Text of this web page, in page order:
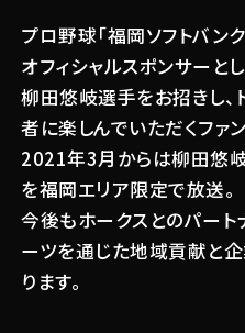
プロ野球「福岡ソフトバン
オフィシャルスポンサーと
柳田悠岐選手をお招きし、
者に楽しんでいただくファ
2021年3月からは柳田悠
を福岡エリア限定で放送。
今後もホークスとのパート
ーツを通じた地域貢献と
ります。
関連する記事
#キャンペーン
2026.03.26
柳田悠岐選手
演！ オープン
年3月27日(金)